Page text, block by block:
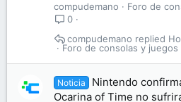
compudemano
Foro de
0
Foro de consolas y juegos
compudemano
Noticia
Nintendo
Ocarina of Time no